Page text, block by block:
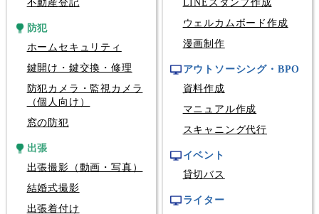
不動産登記
防犯
ホームセキュリティ
鍵開け・鍵交換・修理
防犯カメラ・監視カメラ
（個人向け）
窓の防犯
出張
出張撮影（動画・写真）
結婚式撮影
出張着付け
LINEスタンプ作成
ウェルカムボード作成
漫画制作
アウトソーシング・BPO
資料作成
マニュアル作成
スキャニング代行
イベント
貸切バス
ライター